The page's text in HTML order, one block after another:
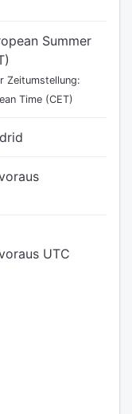
Summer
Zeitumstellung:
Time (CET)
UTC